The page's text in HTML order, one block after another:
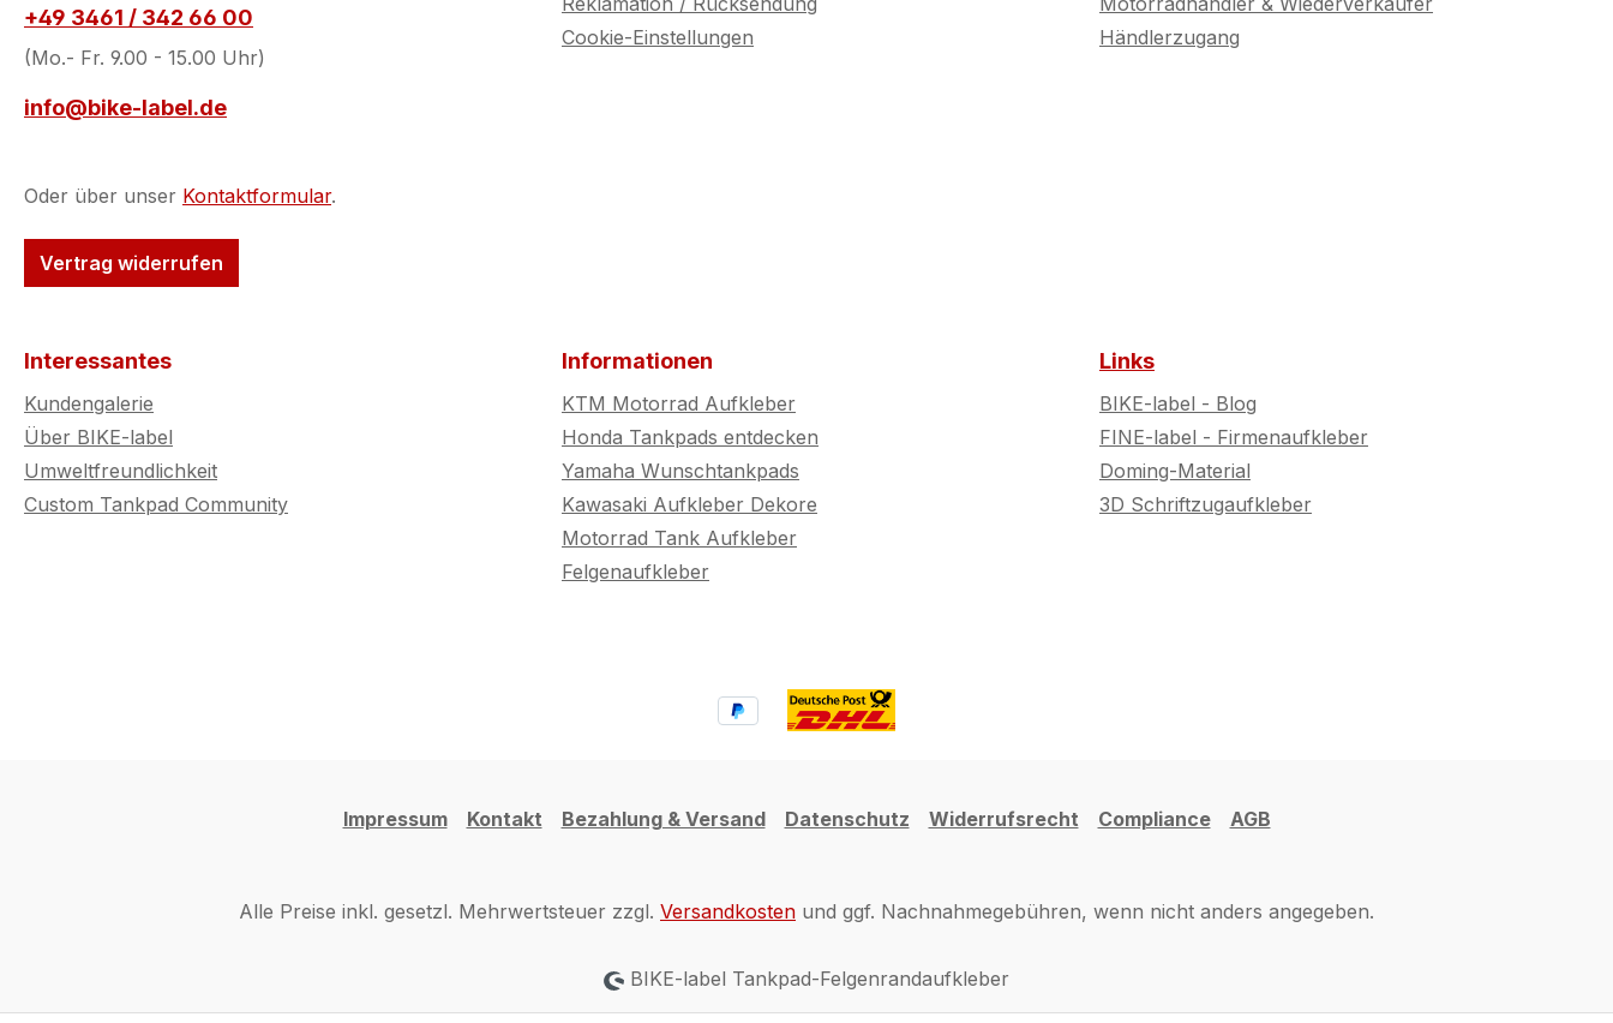
+49 3461 / 342 66 00
(Mo.- Fr. 9.00 - 15.00 Uhr)
info@bike-label.de
Oder über unser Kontaktformular.
Vertrag widerrufen
Cookie-Einstellungen
Händlerzugang
Interessantes
Kundengalerie
Über BIKE-label
Umweltfreundlichkeit
Custom Tankpad Community
Informationen
KTM Motorrad Aufkleber
Honda Tankpads entdecken
Yamaha Wunschtankpads
Kawasaki Aufkleber Dekore
Motorrad Tank Aufkleber
Felgenaufkleber
Links
BIKE-label - Blog
FINE-label - Firmenaufkleber
Doming-Material
3D Schriftzugaufkleber
Impressum Kontakt Bezahlung & Versand Datenschutz Widerrufsrecht Compliance AGB
Alle Preise inkl. gesetzl. Mehrwertsteuer zzgl. Versandkosten und ggf. Nachnahmegebühren, wenn nicht anders angegeben.
BIKE-label Tankpad-Felgenrandaufkleber